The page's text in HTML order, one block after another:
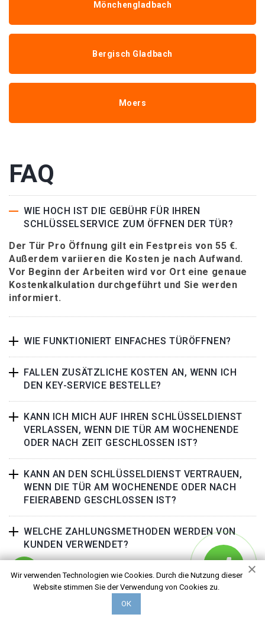
Mönchengladbach
Bergisch Gladbach
Moers
FAQ
WIE HOCH IST DIE GEBÜHR FÜR IHREN
SCHLÜSSELSERVICE ZUM ÖFFNEN DER TÜR?
Der Tür Pro Öffnung gilt ein Festpreis von 55 €.
Außerdem variieren die Kosten je nach Aufwand.
Vor Beginn der Arbeiten wird vor Ort eine genaue
Kostenkalkulation durchgeführt und Sie werden
informiert.
WIE FUNKTIONIERT EINFACHES TÜRÖFFNEN?
FALLEN ZUSÄTZLICHE KOSTEN AN, WENN ICH
DEN KEY-SERVICE BESTELLE?
KANN ICH MICH AUF IHREN SCHLÜSSELDIENST
VERLASSEN, WENN DIE TÜR AM WOCHENENDE
ODER NACH ZEIT GESCHLOSSEN IST?
KANN AN DEN SCHLÜSSELDIENST VERTRAUEN,
WENN DIE TÜR AM WOCHENENDE ODER NACH
FEIERABEND GESCHLOSSEN IST?
WELCHE ZAHLUNGSMETHODEN WERDEN VON
KUNDEN VERWENDET?
LÄSST SICH DIE TÜR ÖFFNEN OHNE
BESCHÄDIGUNGEN?
Wir verwenden Technologien wie Cookies. Durch die Nutzung dieser
Website stimmen Sie der Verwendung von Cookies zu.
ОК